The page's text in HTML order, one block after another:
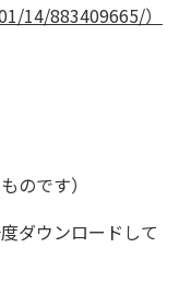
14/883409665/）
のです）
ダウンロードして